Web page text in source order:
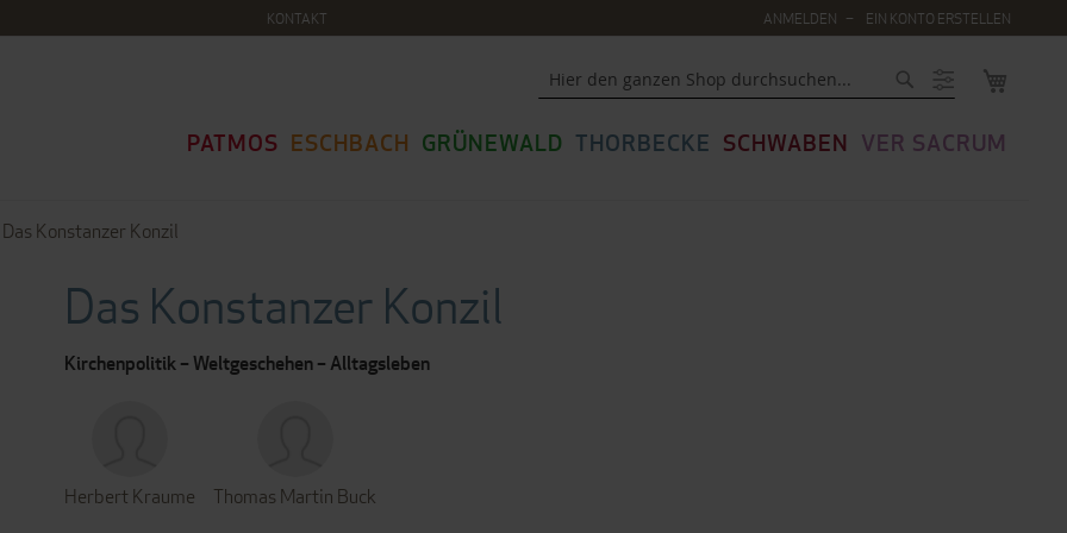
KONTAKT ANMELDEN EIN KONTO ERSTELLEN
PATMOS ESCHBACH GRÜNEWALD THORBECKE SCHWABEN VER SACRUM
Das Konstanzer Konzil
Das Konstanzer Konzil
Kirchenpolitik – Weltgeschehen – Alltagsleben
Herbert Kraume Thomas Martin Buck